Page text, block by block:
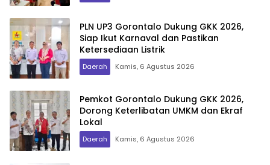
PLN UP3 Gorontalo Dukung GKK 2026,
Siap Ikut Karnaval dan Pastikan
Ketersediaan Listrik
Daerah Kamis, 6 Agustus 2026
Pemkot Gorontalo Dukung GKK 2026,
Dorong Keterlibatan UMKM dan Ekraf
Lokal
Daerah Kamis, 6 Agustus 2026